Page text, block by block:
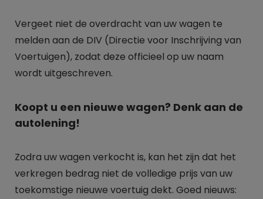
Vergeet niet de overdracht van uw wagen te
melden aan de DIV (Directie voor Inschrijving van
Voertuigen), zodat deze officieel op uw naam
wordt uitgeschreven.
Koopt u een nieuwe wagen? Denk aan de
autolening!
Zodra uw wagen verkocht is, kan het zijn dat het
verkregen bedrag niet de volledige prijs van uw
toekomstige nieuwe voertuig dekt. Goed nieuws: